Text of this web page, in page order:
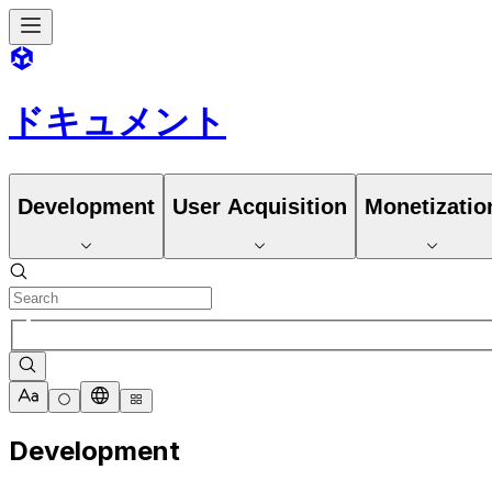
ドキュメント
Development User Acquisition
Development